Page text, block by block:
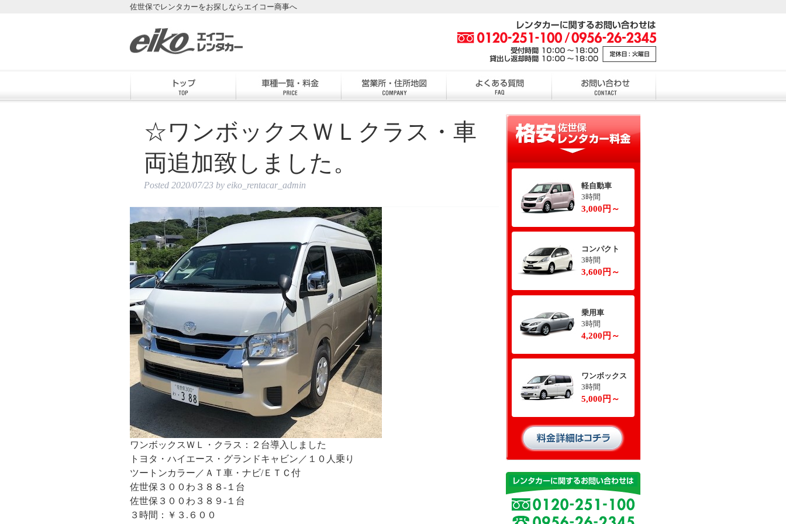
佐世保でレンタカーをお探しならエイコー商事へ
☆ワンボックスＷＬクラス・車
両追加致しました。
Posted 2020/07/23 by eiko_rentacar_admin
ワンボックスＷＬ・クラス：２台導入しました
トヨタ・ハイエース・グランドキャビン／１０人乗り
ツートンカラー／ＡＴ車・ナビ/ＥＴＣ付
佐世保３００わ３８８-１台
佐世保３００わ３８９-１台
３時間：￥３.６００
軽自動車
3時間
3,000円～
コンパクト
3時間
3,600円～
乗用車
3時間
4,200円～
ワンボックス
3時間
5,000円～